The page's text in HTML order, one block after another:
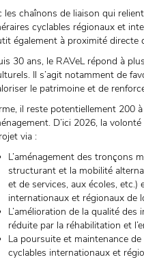
les chaînons de liaison qui
cyclables régionaux et
également à proximité directe
30 ans, le RAVeL répond à
Il s’agit notamment de
le patrimoine et de
il reste potentiellement 200
D’ici 2026, la
via :
L’aménagement des tronçons
structurant et la mobilité
et de services, aux écoles, etc.)
internationaux et régionaux de
L’amélioration de la qualité
réduite par la réhabilitation et
La poursuite et maintenance
cyclables internationaux et